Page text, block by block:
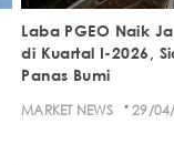
Laba PGEO Naik
di Kuartal I-2026,
Panas Bumi
MARKET NEWS · 29/